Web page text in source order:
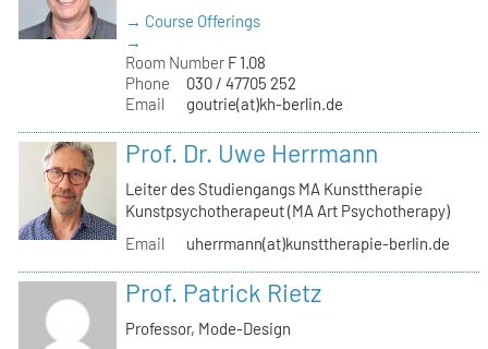
→ Course Offerings
→
Room Number F 1.08
Phone
030 / 47705 252
Email
goutrie(at)kh-berlin.de
Prof. Dr. Uwe Herrmann
Leiter des Studiengangs MA Kunsttherapie
Kunstpsychotherapeut (MA Art Psychotherapy)
Email
uherrmann(at)kunsttherapie-berlin.de
Prof. Patrick Rietz
Professor, Mode-Design